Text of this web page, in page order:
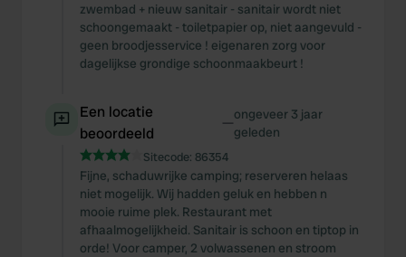
zwembad + nieuw sanitair - sanitair wordt niet
schoongemaakt - toiletpapier op, niet aangevuld -
geen broodjesservice ! eigenaren zorg voor
dagelijkse grondige schoonmaakbeurt !
Een locatie
beoordeeld
—ongeveer 3 jaar
geleden
Sitecode: 86354
Fijne, schaduwrijke camping; reserveren helaas
niet mogelijk. Wij hadden geluk en hebben n
mooie ruime plek. Restaurant met
afhaalmogelijkheid. Sanitair is schoon en tiptop in
orde! Voor camper, 2 volwassenen en stroom